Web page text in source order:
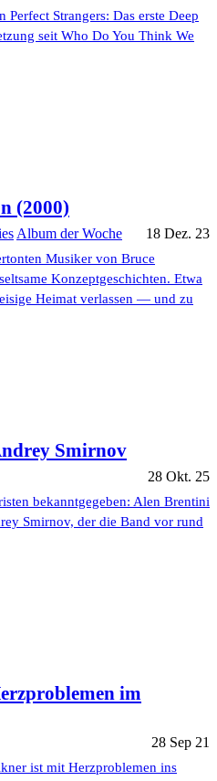
Strangers: Das erste Deep
seit Who Do You Think We
(2000)
Album der Woche 18 Dez. 23
Musiker von Bruce
Konzeptgeschichten. Etwa
Heimat verlassen — und zu
Smirnov
28 Okt. 25
bekanntgegeben: Alen Brentini
Smirnov, der die Band vor rund
im
28 Sep 21
ist mit Herzproblemen ins